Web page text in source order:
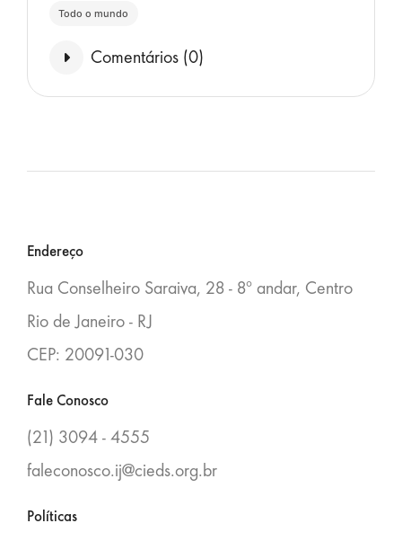
Todo o mundo
Comentários (0)
Endereço
Rua Conselheiro Saraiva, 28 - 8º andar, Centro
Rio de Janeiro - RJ
CEP: 20091-030
Fale Conosco
(21) 3094 - 4555
faleconosco.ij@cieds.org.br
Políticas